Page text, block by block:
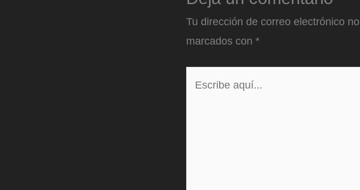
Tu dirección de correo electrónico
marcados con *